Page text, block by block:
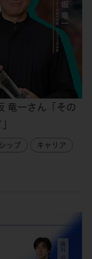
竜一さん「その
ップ キャリア